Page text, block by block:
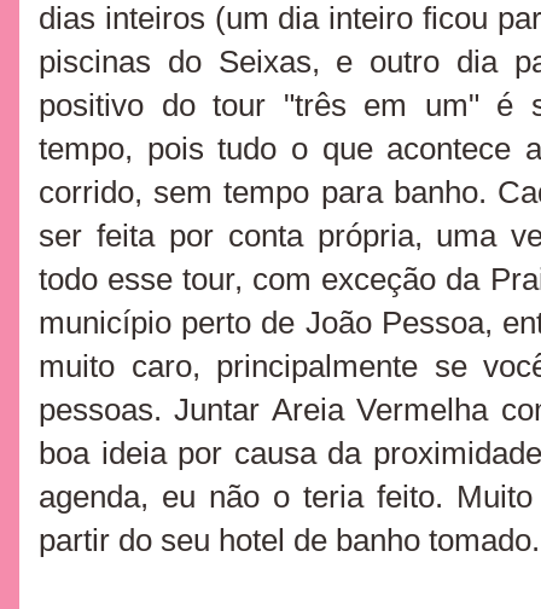
dias inteiros (um dia inteiro ficou
piscinas do Seixas, e outro dia
positivo do tour "três em um" é
tempo, pois tudo o que acontece
corrido, sem tempo para banho.
ser feita por conta própria, uma
todo esse tour, com exceção da
município perto de João Pessoa,
muito caro, principalmente se
pessoas. Juntar Areia Vermelha
boa ideia por causa da
agenda, eu não o teria feito.
partir do seu hotel de banho